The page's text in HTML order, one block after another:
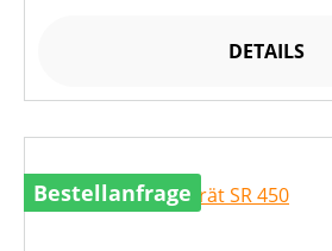
DETAILS
Bestellanfrage